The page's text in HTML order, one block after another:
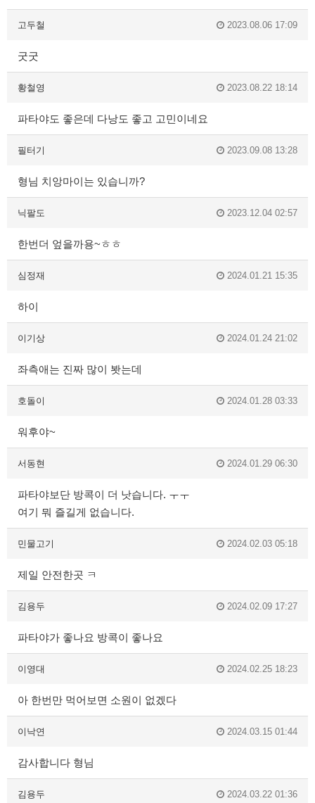
고두철 2023.08.06 17:09
굿굿
황철영 2023.08.22 18:14
파타야도 좋은데 다낭도 좋고 고민이네요
필터기 2023.09.08 13:28
형님 치앙마이는 있습니까?
닉팔도 2023.12.04 02:57
한번더 엎을까용~ㅎㅎ
심정재 2024.01.21 15:35
하이
이기상 2024.01.24 21:02
좌측애는 진짜 많이 봣는데
호돌이 2024.01.28 03:33
워후야~
서동현 2024.01.29 06:30
파타야보단 방콕이 더 낫습니다. ㅜㅜ
여기 뭐 즐길게 없습니다.
민물고기 2024.02.03 05:18
제일 안전한곳 ㅋ
김용두 2024.02.09 17:27
파타야가 좋나요 방콕이 좋나요
이영대 2024.02.25 18:23
아 한번만 먹어보면 소원이 없겠다
이낙연 2024.03.15 01:44
감사합니다 형님
김용두 2024.03.22 01:36